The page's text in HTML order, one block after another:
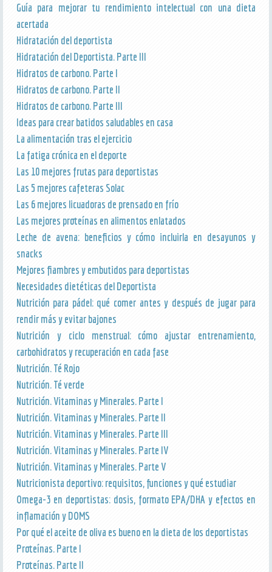
Guía para mejorar tu rendimiento intelectual con una dieta
acertada
Hidratación del deportista
Hidratación del Deportista. Parte III
Hidratos de carbono. Parte I
Hidratos de carbono. Parte II
Hidratos de carbono. Parte III
Ideas para crear batidos saludables en casa
La alimentación tras el ejercicio
La fatiga crónica en el deporte
Las 10 mejores frutas para deportistas
Las 5 mejores cafeteras Solac
Las 6 mejores licuadoras de prensado en frío
Las mejores proteínas en alimentos enlatados
Leche de avena: beneficios y cómo incluirla en desayunos y
snacks
Mejores fiambres y embutidos para deportistas
Necesidades dietéticas del Deportista
Nutrición para pádel: qué comer antes y después de jugar para
rendir más y evitar bajones
Nutrición y ciclo menstrual: cómo ajustar entrenamiento,
carbohidratos y recuperación en cada fase
Nutrición. Té Rojo
Nutrición. Té verde
Nutrición. Vitaminas y Minerales. Parte I
Nutrición. Vitaminas y Minerales. Parte II
Nutrición. Vitaminas y Minerales. Parte III
Nutrición. Vitaminas y Minerales. Parte IV
Nutrición. Vitaminas y Minerales. Parte V
Nutricionista deportivo: requisitos, funciones y qué estudiar
Omega-3 en deportistas: dosis, formato EPA/DHA y efectos en
inflamación y DOMS
Por qué el aceite de oliva es bueno en la dieta de los deportistas
Proteínas. Parte I
Proteínas. Parte II